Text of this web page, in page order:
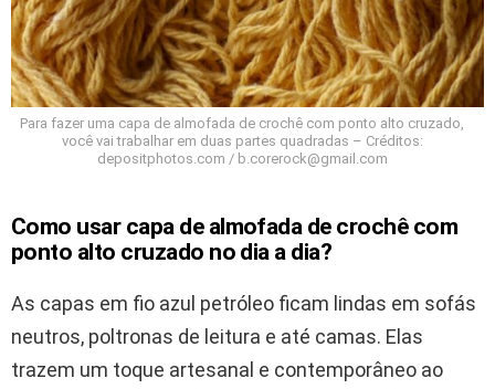
Para fazer uma capa de almofada de crochê com ponto alto cruzado,
você vai trabalhar em duas partes quadradas – Créditos:
depositphotos.com / b.corerock@gmail.com
Como usar capa de almofada de crochê com
ponto alto cruzado no dia a dia?
As capas em fio azul petróleo ficam lindas em sofás
neutros, poltronas de leitura e até camas. Elas
trazem um toque artesanal e contemporâneo ao